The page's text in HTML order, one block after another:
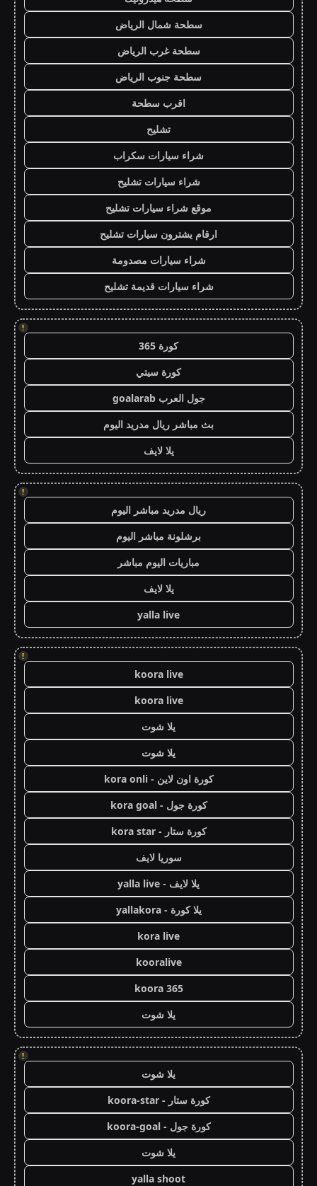
سطحة شمال الرياض
سطحة غرب الرياض
سطحة جنوب الرياض
اقرب سطحة
تشليح
شراء سيارات سكراب
شراء سيارات تشليح
موقع شراء سيارات تشليح
ارقام يشترون سيارات تشليح
شراء سيارات مصدومة
شراء سيارات قديمة تشليح
!
كورة 365
كورة سيتي
جول العرب goalarab
بث مباشر ريال مدريد اليوم
يلا لايف
!
ريال مدريد مباشر اليوم
برشلونة مباشر اليوم
مباريات اليوم مباشر
يلا لايف
yalla live
!
koora live
koora live
يلا شوت
يلا شوت
كورة اون لاين - kora onli
كورة جول - kora goal
كورة ستار - kora star
سوريا لايف
يلا لايف - yalla live
يلا كورة - yallakora
kora live
kooralive
koora 365
يلا شوت
!
يلا شوت
كورة ستار - koora-star
كورة جول - koora-goal
يلا شوت
yalla shoot